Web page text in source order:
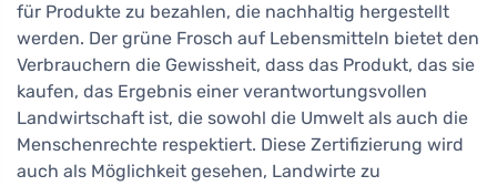
für Produkte zu bezahlen, die nachhaltig hergestellt
werden. Der grüne Frosch auf Lebensmitteln bietet den
Verbrauchern die Gewissheit, dass das Produkt, das sie
kaufen, das Ergebnis einer verantwortungsvollen
Landwirtschaft ist, die sowohl die Umwelt als auch die
Menschenrechte respektiert. Diese Zertifizierung wird
auch als Möglichkeit gesehen, Landwirte zu